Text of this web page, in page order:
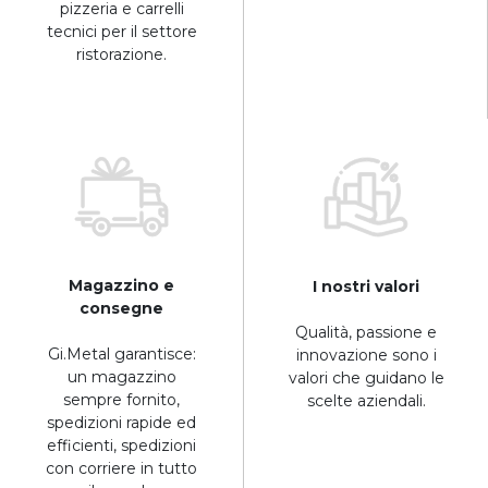
pizzeria e carrelli
tecnici per il settore
ristorazione.
Magazzino e
consegne
Gi.Metal garantisce:
un magazzino
sempre fornito,
spedizioni rapide ed
efficienti, spedizioni
con corriere in tutto
I nostri valori
Qualità, passione e
innovazione sono i
valori che guidano le
scelte aziendali.